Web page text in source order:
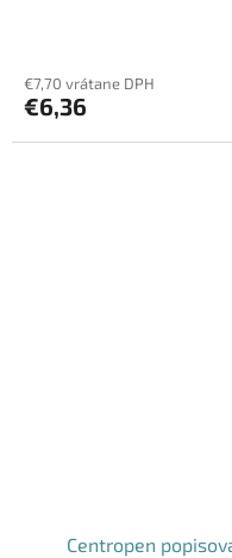
€7,70 vrátane DPH
€6,36
Centropen